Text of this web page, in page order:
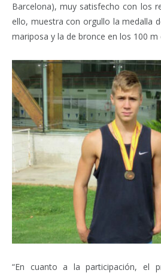
Barcelona), muy satisfecho con los
ello, muestra con orgullo la medalla
mariposa y la de bronce en los 100 m
“En cuanto a la participación, el